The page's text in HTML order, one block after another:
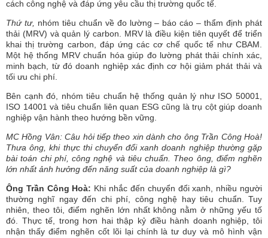
cách công nghệ và đáp ứng yêu cầu thị trường quốc tế.
Thứ tư, nhóm tiêu chuẩn về đo lường – báo cáo – thẩm định phát
thải (MRV) và quản lý carbon. MRV là điều kiện tiên quyết để triển
khai thị trường carbon, đáp ứng các cơ chế quốc tế như CBAM.
Một hệ thống MRV chuẩn hóa giúp đo lường phát thải chính xác,
minh bạch, từ đó doanh nghiệp xác định cơ hội giảm phát thải và
tối ưu chi phí.
Bên cạnh đó, nhóm tiêu chuẩn hệ thống quản lý như ISO 50001,
ISO 14001 và tiêu chuẩn liên quan ESG cũng là trụ cột giúp doanh
nghiệp vận hành theo hướng bền vững.
MC Hồng Vân: Câu hỏi tiếp theo xin dành cho ông Trần Công Hoà!
Thưa ông, khi thực thi chuyển đổi xanh doanh nghiệp thường gặp
bài toán chi phí, công nghệ và tiêu chuẩn. Theo ông, điểm nghẽn
lớn nhất ảnh hưởng đến năng suất của doanh nghiệp là gì?
Ông Trần Công Hoà: Khi nhắc đến chuyển đổi xanh, nhiều người
thường nghĩ ngay đến chi phí, công nghệ hay tiêu chuẩn. Tuy
nhiên, theo tôi, điểm nghẽn lớn nhất không nằm ở những yếu tố
đó. Thực tế, trong hơn hai thập kỷ điều hành doanh nghiệp, tôi
nhận thấy điểm nghẽn cốt lõi lại chính là tư duy và mô hình vận